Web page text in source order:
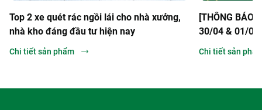
Top 2 xe quét rác ngồi lái cho nhà xưởng,
nhà kho đáng đầu tư hiện nay
Chi tiết sản phẩm
[THÔNG
30/04 & 01/05
Chi tiết sản